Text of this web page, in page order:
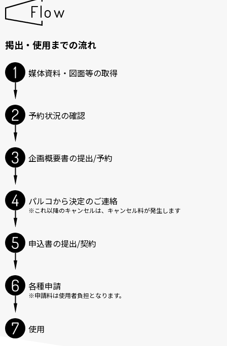
Flow
掲出・使用までの流れ
媒体資料・図面等の取得
予約状況の確認
企画概要書の提出/予約
パルコから決定のご連絡
※これ以降のキャンセルは、キャンセル料が発生します
申込書の提出/契約
各種申請
※申請料は使用者負担となります。
使用